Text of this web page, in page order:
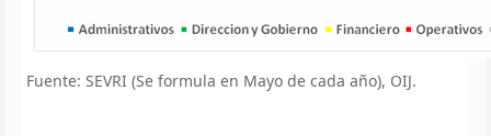
Fuente: SEVRI (Se formula en Mayo de cada año), OIJ.